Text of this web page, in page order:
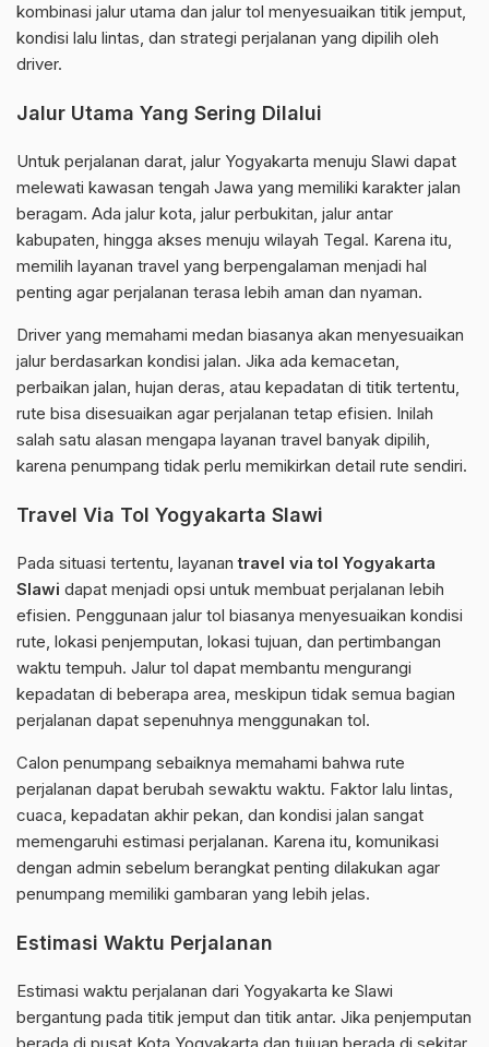
kombinasi jalur utama dan jalur tol menyesuaikan titik jemput,
kondisi lalu lintas, dan strategi perjalanan yang dipilih oleh
driver.
Jalur Utama Yang Sering Dilalui
Untuk perjalanan darat, jalur Yogyakarta menuju Slawi dapat
melewati kawasan tengah Jawa yang memiliki karakter jalan
beragam. Ada jalur kota, jalur perbukitan, jalur antar
kabupaten, hingga akses menuju wilayah Tegal. Karena itu,
memilih layanan travel yang berpengalaman menjadi hal
penting agar perjalanan terasa lebih aman dan nyaman.
Driver yang memahami medan biasanya akan menyesuaikan
jalur berdasarkan kondisi jalan. Jika ada kemacetan,
perbaikan jalan, hujan deras, atau kepadatan di titik tertentu,
rute bisa disesuaikan agar perjalanan tetap efisien. Inilah
salah satu alasan mengapa layanan travel banyak dipilih,
karena penumpang tidak perlu memikirkan detail rute sendiri.
Travel Via Tol Yogyakarta Slawi
Pada situasi tertentu, layanantravel via tol Yogyakarta
Slawi dapat menjadi opsi untuk membuat perjalanan lebih
efisien. Penggunaan jalur tol biasanya menyesuaikan kondisi
rute, lokasi penjemputan, lokasi tujuan, dan pertimbangan
waktu tempuh. Jalur tol dapat membantu mengurangi
kepadatan di beberapa area, meskipun tidak semua bagian
perjalanan dapat sepenuhnya menggunakan tol.
Calon penumpang sebaiknya memahami bahwa rute
perjalanan dapat berubah sewaktu waktu. Faktor lalu lintas,
cuaca, kepadatan akhir pekan, dan kondisi jalan sangat
memengaruhi estimasi perjalanan. Karena itu, komunikasi
dengan admin sebelum berangkat penting dilakukan agar
penumpang memiliki gambaran yang lebih jelas.
Estimasi Waktu Perjalanan
Estimasi waktu perjalanan dari Yogyakarta ke Slawi
bergantung pada titik jemput dan titik antar. Jika penjemputan